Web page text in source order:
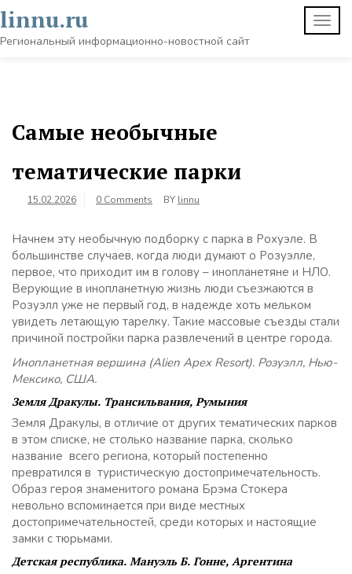
Skip
to
content
linnu.ru
Региональный информационно-новостной сайт
Самые необычные
тематические парки
15.02.2026 0 Comments BY linnu
Начнем эту необычную подборку с парка в Рохуэле. В
большинстве случаев, когда люди думают о Розуэлле,
первое, что приходит им в голову – инопланетяне и НЛО.
Верующие в инопланетную жизнь люди съезжаются в
Розуэлл уже не первый год, в надежде хоть мельком
увидеть летающую тарелку. Такие массовые съезды стали
причиной постройки парка развлечений в центре города.
Инопланетная вершина (Alien Apex Resort). Розуэлл, Нью-
Мексико, США.
Земля Дракулы. Трансильвания, Румыния
Земля Дракулы, в отличие от других тематических парков
в этом списке, не столько название парка, сколько
название всего региона, который постепенно
превратился в туристическую достопримечательность.
Образ героя знаменитого романа Брэма Стокера
невольно вспоминается при виде местных
достопримечательностей, среди которых и настоящие
замки с тюрьмами.
Детская республика. Мануэль Б. Гонне, Аргентина